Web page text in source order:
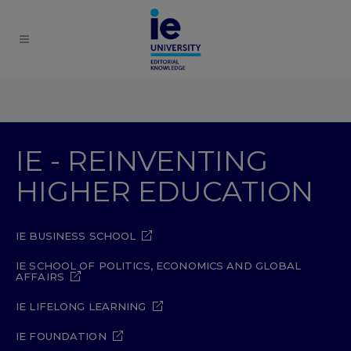
IE - REINVENTING
HIGHER EDUCATION
IE BUSINESS SCHOOL
IE SCHOOL OF POLITICS, ECONOMICS AND GLOBAL
AFFAIRS
IE LIFELONG LEARNING
IE FOUNDATION